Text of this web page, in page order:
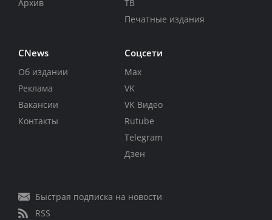
Архив
ТВ
Печатные издания
CNews
Об издании
Реклама
Вакансии
Контакты
Соцсети
Max
VK
VK Видео
Rutube
Telegram
Дзен
Быстрая подписка на новости
RSS